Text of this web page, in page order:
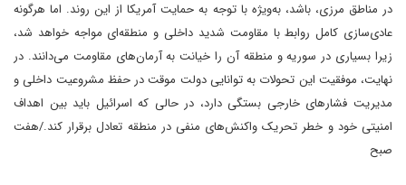
در مناطق مرزی، باشد، به‌ویژه با توجه به حمایت آمریکا از این روند. اما هرگونه
عادی‌سازی کامل روابط با مقاومت شدید داخلی و منطقه‌ای مواجه خواهد شد،
زیرا بسیاری در سوریه و منطقه آن را خیانت به آرمان‌های مقاومت می‌دانند. در
نهایت، موفقیت این تحولات به توانایی دولت موقت در حفظ مشروعیت داخلی و
مدیریت فشارهای خارجی بستگی دارد، در حالی که اسرائیل باید بین اهداف
امنیتی خود و خطر تحریک واکنش‌های منفی در منطقه تعادل برقرار کند./هفت
صبح